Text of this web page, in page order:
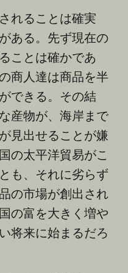
れることは確実
ある。先ず現在の
ことは確かであ
商人達は商品を半
できる。その結
産物が、海岸まで
見出せることが嫌
の太平洋貿易がこ
も、それに劣らず
の市場が創出され
の富を大きく増や
将来に始まるだろ